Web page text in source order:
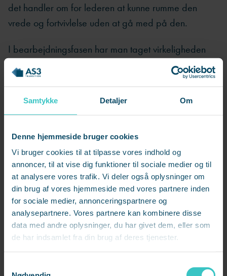
Samtykke Detaljer Om
Denne hjemmeside bruger cookies
Vi bruger cookies til at tilpasse vores indhold og
annoncer, til at vise dig funktioner til sociale medier og til
at analysere vores trafik. Vi deler også oplysninger om
din brug af vores hjemmeside med vores partnere inden
for sociale medier, annonceringspartnere og
analysepartnere. Vores partnere kan kombinere disse
data med andre oplysninger, du har givet dem, eller som
de har indsamlet fra din brug af deres tjenester.
det handler om for lederen at kunne rumme den
vrede og fortvivlelse uden at gå med på den.
I bearbejdningsfasen har man taget virkeligheden
ind, men man begynder også at se fremad. Der er
stadig perioder, hvor alt er svært, men der vil også
være perioder, hvor man kan se muligheder.
betragter man sig selv som arbejdsløs og ikke
længere som en del sin tidligere arbejdsplads.
8. Samtalen: "Vi har besluttet" ikke
"de har besluttet"